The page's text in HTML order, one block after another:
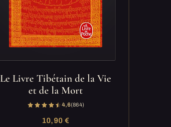
Le Livre Tibétain de la Vie
et de la Mort
4,6(864)
10,90 €